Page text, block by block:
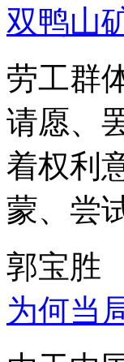
双鸭山
劳工群
请愿、
着权利
蒙、尝
郭宝胜
为何当